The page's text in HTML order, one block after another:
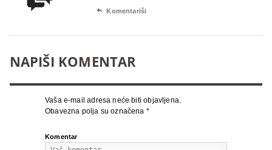
 Komentariši
NAPIŠI KOMENTAR
Vaša e-mail adresa neće biti objavljena.
Obavezna polja su označena *
Komentar